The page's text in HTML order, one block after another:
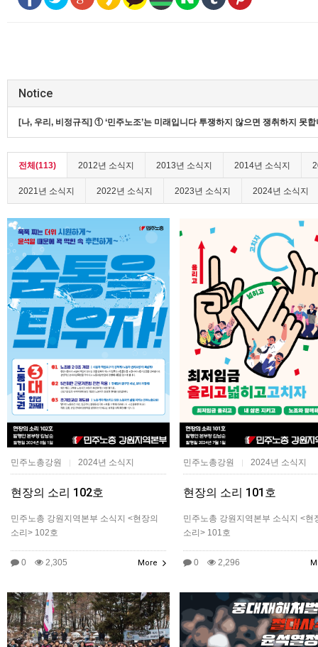
Notice
[나, 우리, 비정규직] ① ‘민주노조’는 미래입니다 투쟁하지 않으면 쟁취하지 못합
전체(113) 2012년 소식지 2013년 소식지 2014년 소식지
2021년 소식지 2022년 소식지 2023년 소식지 2024년 소식지
민주노총강원 | 2024년 소식지
현장의 소리 102호
민주노총 강원지역본부 소식지 <현장의
소리> 102호
0 2,305 More
민주노총강원 | 2024년 소식지
현장의 소리 101호
민주노총 강원지역본부 소식지 <현
소리> 101호
0 2,296